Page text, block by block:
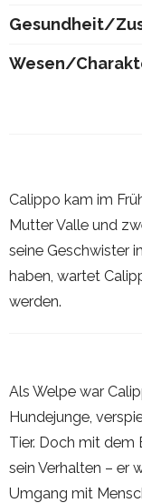
Gesundheit/
Wesen/
Calippo kam im
Mutter Valle und
seine Geschwister
haben, wartet
werden.
Als Welpe war
Hundejunge,
Tier. Doch mit dem
sein Verhalten – er
Umgang mit